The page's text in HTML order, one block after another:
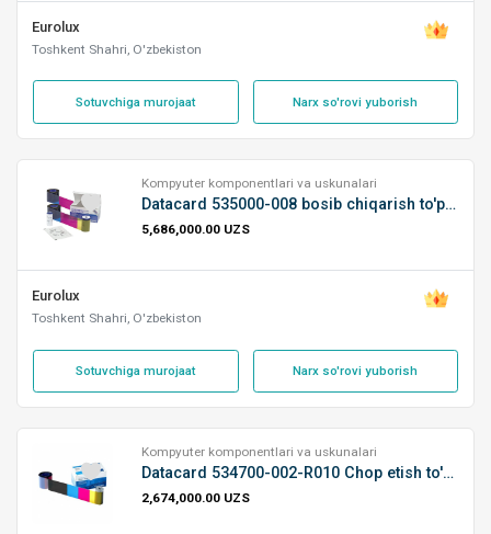
Eurolux
Toshkent Shahri, O'zbekiston
Sotuvchiga murojaat Narx so'rovi yuborish
Kompyuter komponentlari va uskunalari
Datacard 535000-008 bosib chiqarish to'plami
5,686,000.00 UZS
Eurolux
Toshkent Shahri, O'zbekiston
Sotuvchiga murojaat Narx so'rovi yuborish
Kompyuter komponentlari va uskunalari
Datacard 534700-002-R010 Chop etish to'plami
2,674,000.00 UZS